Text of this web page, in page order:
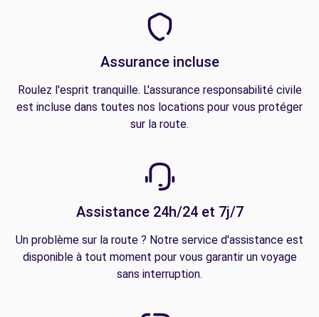
Assurance incluse
Roulez l'esprit tranquille. L'assurance responsabilité civile
est incluse dans toutes nos locations pour vous protéger
sur la route.
Assistance 24h/24 et 7j/7
Un problème sur la route ? Notre service d'assistance est
disponible à tout moment pour vous garantir un voyage
sans interruption.